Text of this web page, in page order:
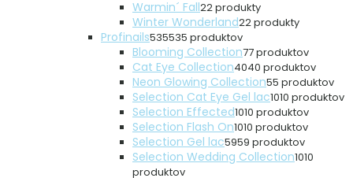
Warmin´ Fall22 produkty
Winter Wonderland22 produkty
Profinails535535 produktov
Blooming Collection77 produktov
Cat Eye Collection4040 produktov
Neon Glowing Collection55 produktov
Selection Cat Eye Gel lac1010 produktov
Selection Effected1010 produktov
Selection Flash On1010 produktov
Selection Gel lac5959 produktov
Selection Wedding Collection1010
produktov